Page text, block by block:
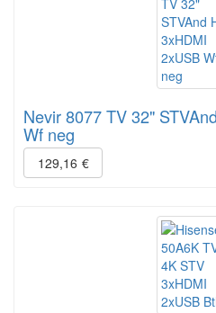
Nevir 8077 TV 32"
Wf neg
129,16 €